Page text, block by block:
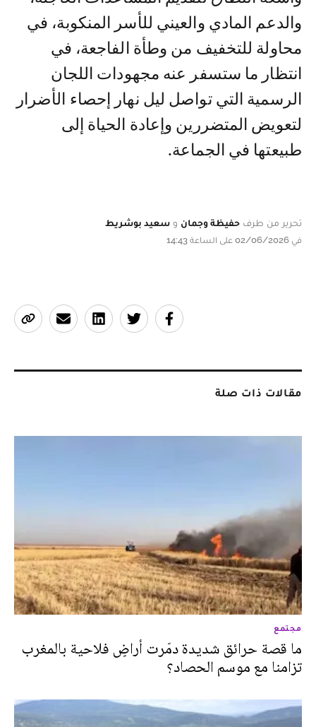
والدعم المادي والعيني للأسر المنكوبة، في
محاولة للتخفيف من وطأة الفاجعة، في
انتظار ما ستسفر عنه مجهودات اللجان
الرسمية التي تواصل ليل نهار إحصاء الأضرار
لتعويض المتضررين وإعادة الحياة إلى
طبيعتها في الجماعة.
تحرير من طرف حفيظة وجمان و سعيد بوشريط
في 02/06/2026 على الساعة 14:43
مقالات ذات صلة
مجتمع
ما قصة حرائق شديدة دمّرت أراضٍ فلاحية بالمغرب
تزامنا مع موسم الحصاد؟